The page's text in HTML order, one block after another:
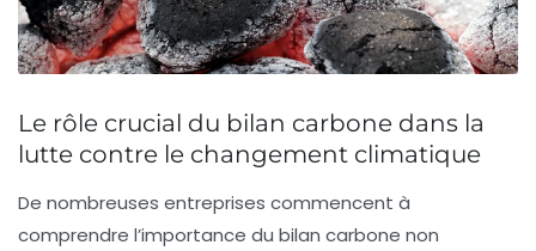
Le rôle crucial du bilan carbone dans la
lutte contre le changement climatique
De nombreuses entreprises commencent à
comprendre l’importance du bilan carbone non